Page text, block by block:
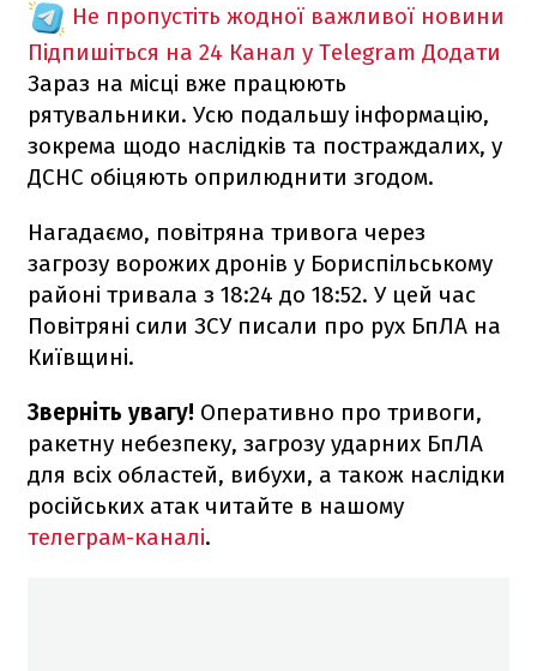
Не пропустіть жодної важливої новини
Підпишіться на 24 Канал у Telegram Додати
Зараз на місці вже працюють
рятувальники. Усю подальшу інформацію,
зокрема щодо наслідків та постраждалих, у
ДСНС обіцяють оприлюднити згодом.
Нагадаємо, повітряна тривога через
загрозу ворожих дронів у Бориспільському
районі тривала з 18:24 до 18:52. У цей час
Повітряні сили ЗСУ писали про рух БпЛА на
Київщині.
Зверніть увагу! Оперативно про тривоги,
ракетну небезпеку, загрозу ударних БпЛА
для всіх областей, вибухи, а також наслідки
російських атак читайте в нашому
телеграм-каналі.